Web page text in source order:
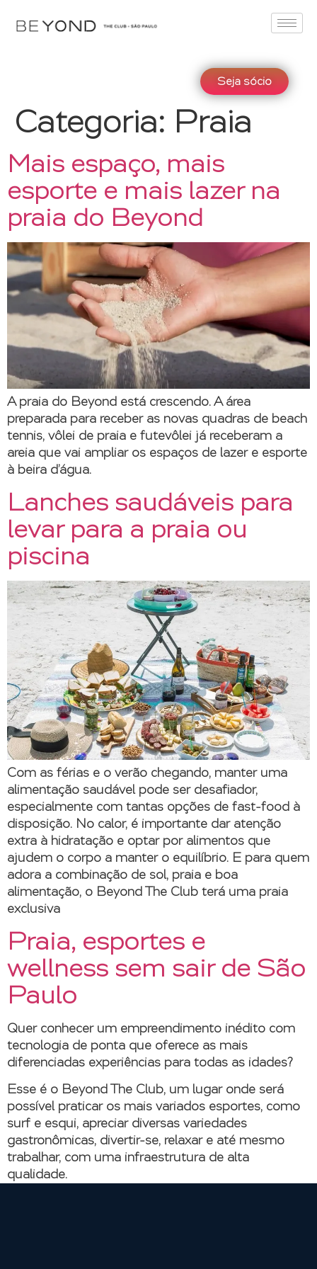
Seja sócio
Categoria: Praia
Mais espaço, mais
esporte e mais lazer na
praia do Beyond
A praia do Beyond está crescendo. A área
preparada para receber as novas quadras de beach
tennis, vôlei de praia e futevôlei já receberam a
areia que vai ampliar os espaços de lazer e esporte
à beira d’água.
Lanches saudáveis para
levar para a praia ou
piscina
Com as férias e o verão chegando, manter uma
alimentação saudável pode ser desafiador,
especialmente com tantas opções de fast-food à
disposição. No calor, é importante dar atenção
extra à hidratação e optar por alimentos que
ajudem o corpo a manter o equilíbrio. E para quem
adora a combinação de sol, praia e boa
alimentação, o Beyond The Club terá uma praia
exclusiva
Praia, esportes e
wellness sem sair de São
Paulo
Quer conhecer um empreendimento inédito com
tecnologia de ponta que oferece as mais
diferenciadas experiências para todas as idades?
Esse é o Beyond The Club, um lugar onde será
possível praticar os mais variados esportes, como
surf e esqui, apreciar diversas variedades
gastronômicas, divertir-se, relaxar e até mesmo
trabalhar, com uma infraestrutura de alta
qualidade.